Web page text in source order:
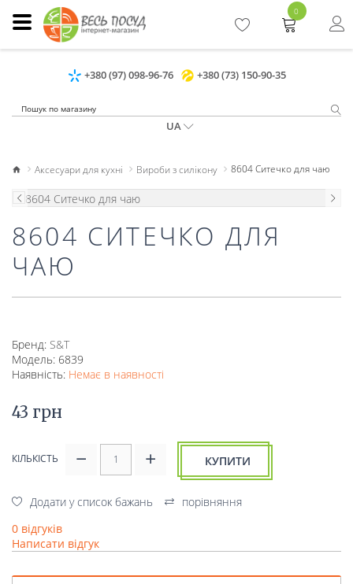
+380 (97) 098-96-76 +380 (73) 150-90-35
UA
0
Аксесуари для кухні Вироби з силікону 8604 Ситечко для чаю
8604 СИТЕЧКО ДЛЯ
ЧАЮ
Бренд: S&T
Модель: 6839
Наявність: Немає в наявності
43 грн
КІЛЬКІСТЬ КУПИТИ
Додати у список бажань
порівняння
0 відгуків
Написати відгук